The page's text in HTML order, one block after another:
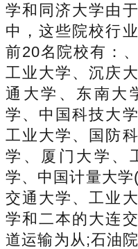
学和同济大学由
中，这些院校行
前20名院校有：
工业大学、沉庆
通大学、东南大
学、中国科技大
工业大学、国防
学、厦门大学、
学、中国计量大学
交通大学、工业
学和二本的大连
道运输为从;石油